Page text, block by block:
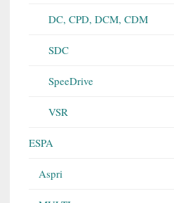
DC, CPD, DCM, CDM
SDC
SpeeDrive
VSR
ESPA
Aspri